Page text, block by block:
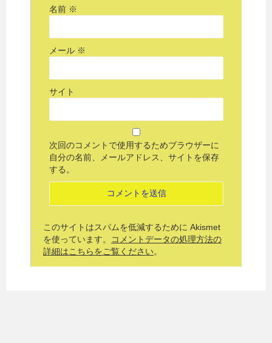
名前 ※
メール ※
サイト
次回のコメントで使用するためブラウザーに
自分の名前、メールアドレス、サイトを保存
する。
このサイトはスパムを低減するために Akismet
を使っています。
コメントデータの処理方法の
詳細はこちらをご覧ください。